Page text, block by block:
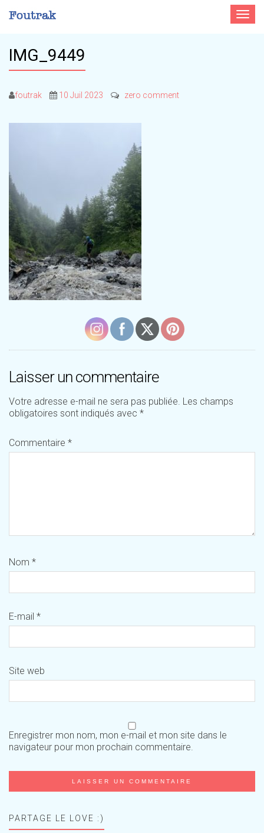
Toggle
IMG_9449
foutrak 10 Juil 2023 zero comment
Laisser un commentaire
Votre adresse e-mail ne sera pas publiée. Les champs
obligatoires sont indiqués avec *
Commentaire *
Nom *
E-mail *
Site web
Enregistrer mon nom, mon e-mail et mon site dans le
navigateur pour mon prochain commentaire.
PARTAGE LE LOVE :)